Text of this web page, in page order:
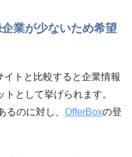
業が少ないため希望
イトと比較すると企業情報
として挙げられます。
るのに対し、 OfferBoxの登